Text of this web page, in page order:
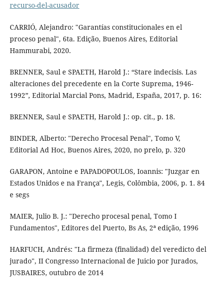
recurso-del-acusador
CARRIÓ, Alejandro: "Garantías constitucionales en el
proceso penal", 6ta. Edição, Buenos Aires, Editorial
Hammurabi, 2020.
BRENNER, Saul e SPAETH, Harold J.: “Stare indecisis. Las
alteraciones del precedente en la Corte Suprema, 1946-
1992”, Editorial Marcial Pons, Madrid, España, 2017, p. 16:
BRENNER, Saul e SPAETH, Harold J.: op. cit., p. 18.
BINDER, Alberto: "Derecho Procesal Penal", Tomo V,
Editorial Ad Hoc, Buenos Aires, 2020, no prelo, p. 320
GARAPON, Antoine e PAPADOPOULOS, Ioannis: "Juzgar en
Estados Unidos e na França", Legis, Colômbia, 2006, p. 1. 84
e segs
MAIER, Julio B. J.: "Derecho procesal penal, Tomo I
Fundamentos", Editores del Puerto, Bs As, 2ª edição, 1996
HARFUCH, Andrés: "La firmeza (finalidad) del veredicto del
jurado", II Congresso Internacional de Juicio por Jurados,
JUSBAIRES, outubro de 2014